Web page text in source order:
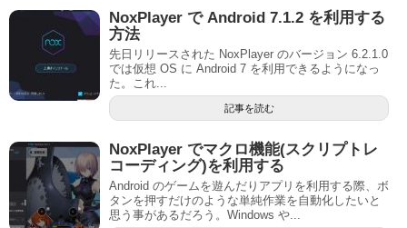
NoxPlayer で Android 7.1.2 を利用する
方法
先日リリースされた NoxPlayer のバージョン 6.2.1.0
では仮想 OS に Android 7 を利用できるようになっ
た。これ...
記事を読む
NoxPlayer でマクロ機能(スクリプトレ
コーディング)を利用する
Android のゲームを遊んだりアプリを利用する際、ボ
タンを押すだけのような単純作業を自動化したいと
思う事があるだろう。Windows や...